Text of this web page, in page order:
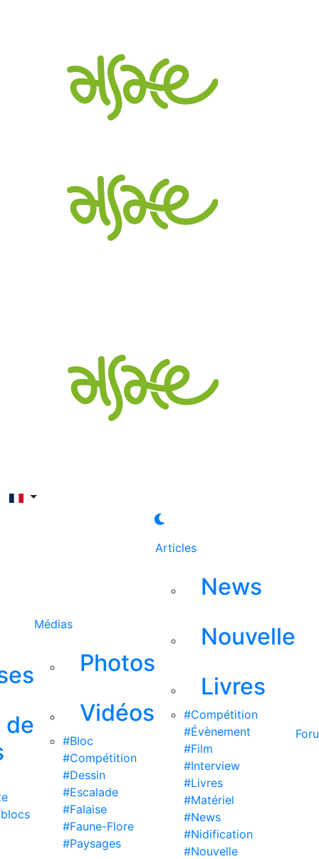
de
Médias
Photos
Vidéos
#Bloc
#Compétition
#Dessin
#Escalade
#Falaise
#Faune-Flore
#Paysages
Articles
News
Nouvelle
Livres
#Compétition
#Évènement
#Film
#Interview
#Livres
#Matériel
#News
#Nidification
#Nouvelle